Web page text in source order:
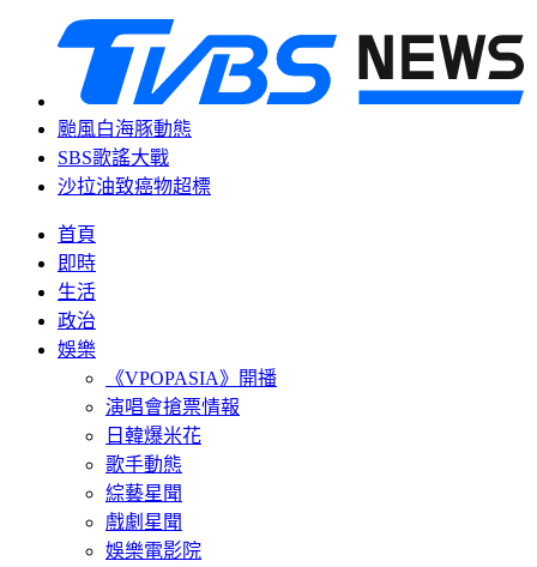
颱風白海豚動態
SBS歌謠大戰
沙拉油致癌物超標
首頁
即時
生活
政治
娛樂
《VPOPASIA》開播
演唱會搶票情報
日韓爆米花
歌手動態
綜藝星聞
戲劇星聞
娛樂電影院